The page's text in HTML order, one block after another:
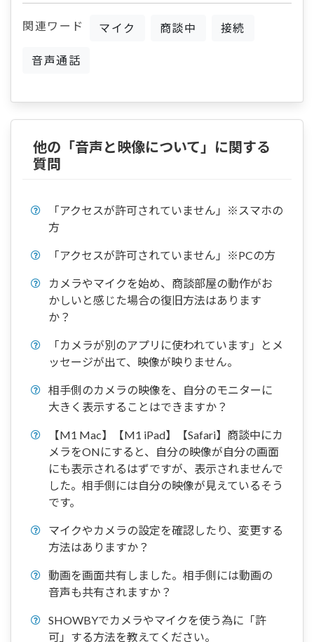
関連ワード マイク 商談中 接続
音声通話
他の「音声と映像について」に関する
質問
「アクセスが許可されていません」※スマホの
方
「アクセスが許可されていません」※PCの方
カメラやマイクを始め、商談部屋の動作がお
かしいと感じた場合の復旧方法はあります
か？
「カメラが別のアプリに使われています」とメ
ッセージが出て、映像が映りません。
相手側のカメラの映像を、自分のモニターに
大きく表示することはできますか？
【M1 Mac】【M1 iPad】【Safari】商談中にカ
メラをONにすると、自分の映像が自分の画面
にも表示されるはずですが、表示されませんで
した。相手側には自分の映像が見えているそう
です。
マイクやカメラの設定を確認したり、変更する
方法はありますか？
動画を画面共有しました。相手側には動画の
音声も共有されますか？
SHOWBYでカメラやマイクを使う為に「許
可」する方法を教えてください。